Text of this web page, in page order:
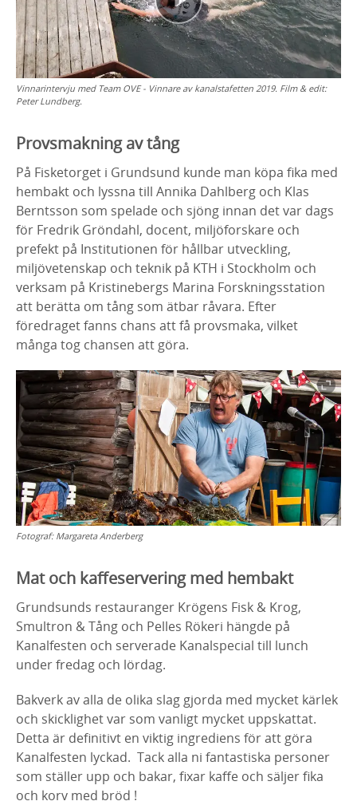
Vinnarintervju med Team OVE - Vinnare av kanalstafetten 2019. Film & edit:
Peter Lundberg.
Provsmakning av tång
På Fisketorget i Grundsund kunde man köpa fika med
hembakt och lyssna till Annika Dahlberg och Klas
Berntsson som spelade och sjöng innan det var dags
för Fredrik Gröndahl, docent, miljöforskare och
prefekt på Institutionen för hållbar utveckling,
miljövetenskap och teknik på KTH i Stockholm och
verksam på Kristinebergs Marina Forskningsstation
att berätta om tång som ätbar råvara. Efter
föredraget fanns chans att få provsmaka, vilket
många tog chansen att göra.
Fotograf: Margareta Anderberg
Mat och kaffeservering med hembakt
Grundsunds restauranger Krögens Fisk & Krog,
Smultron & Tång och Pelles Rökeri hängde på
Kanalfesten och serverade Kanalspecial till lunch
under fredag och lördag.
Bakverk av alla de olika slag gjorda med mycket kärlek
och skicklighet var som vanligt mycket uppskattat.
Detta är definitivt en viktig ingrediens för att göra
Kanalfesten lyckad. Tack alla ni fantastiska personer
som ställer upp och bakar, fixar kaffe och säljer fika
och korv med bröd !